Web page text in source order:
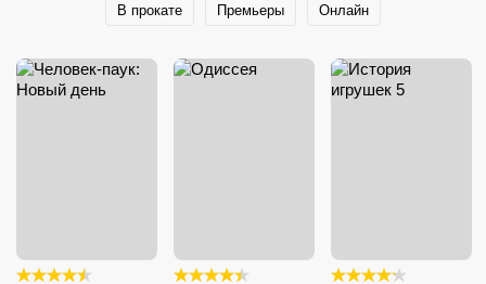
В прокате Премьеры Онлайн